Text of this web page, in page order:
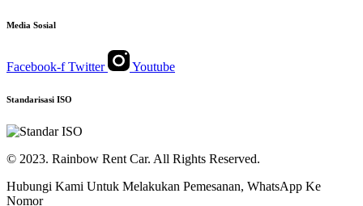
Media Sosial
Facebook-f Twitter Youtube
Standarisasi ISO
© 2023. Rainbow Rent Car. All Rights Reserved.
Hubungi Kami Untuk Melakukan Pemesanan, WhatsApp Ke
Nomor